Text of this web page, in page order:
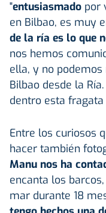
"entusiasmado por
en Bilbao, es muy
de la ría es lo que
nos hemos
ella, y no
Bilbao desde la
dentro esta
Entre los curiosos
hacer también
Manu nos ha
encanta los
mar durante 18